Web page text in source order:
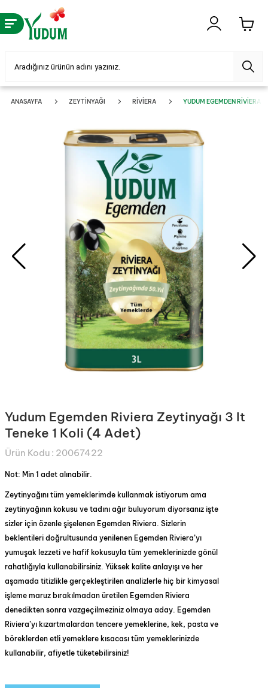
ANASAYFA ZEYTINYAĞI RIVIERA YUDUM EGEMDEN RIVIERA
Yudum Egemden Riviera Zeytinyağı 3 lt
Teneke 1 Koli (4 Adet)
Ürün Kodu : 20067422
Zeytinyağını tüm yemeklerimde kullanmak istiyorum ama
zeytinyağının kokusu ve tadını ağır buluyorum diyorsanız işte
sizler için özenle şişelenen Egemden Riviera. Sizlerin
beklentileri doğrultusunda yenilenen Egemden Riviera’yı
yumuşak lezzeti ve hafif kokusuyla tüm yemeklerinizde gönül
rahatlığıyla kullanabilirsiniz. Yüksek kalite anlayışı ve her
aşamada titizlikle gerçekleştirilen analizlerle hiç bir kimyasal
işleme maruz bırakılmadan üretilen Egemden Riviera
denedikten sonra vazgeçilmeziniz olmaya aday. Egemden
Riviera’yı kızartmalardan tencere yemeklerine, kek, pasta ve
böreklerden etli yemeklere kısacası tüm yemeklerinizde
kullanabilir, afiyetle tüketebilirsiniz!
Not: Min 1 adet alınabilir.